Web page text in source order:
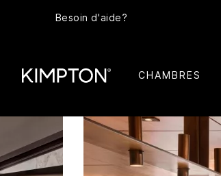
Besoin d'aide?
CHAMBRES